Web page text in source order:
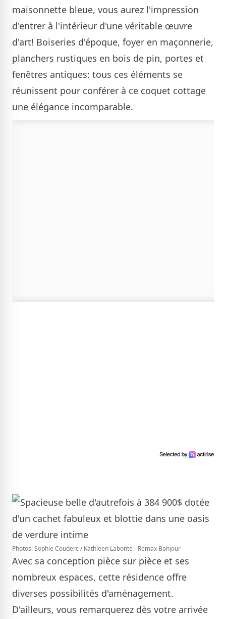
maisonnette bleue, vous aurez l'impression
d'entrer à l'intérieur d'une véritable œuvre
d'art! Boiseries d'époque, foyer en maçonnerie,
planchers rustiques en bois de pin, portes et
fenêtres antiques: tous ces éléments se
réunissent pour conférer à ce coquet cottage
une élégance incomparable.
Photos: Sophie Couderc / Kathleen Labonté - Remax Bonjour
Avec sa conception pièce sur pièce et ses
nombreux espaces, cette résidence offre
diverses possibilités d'aménagement.
D'ailleurs, vous remarquerez dès votre arrivée